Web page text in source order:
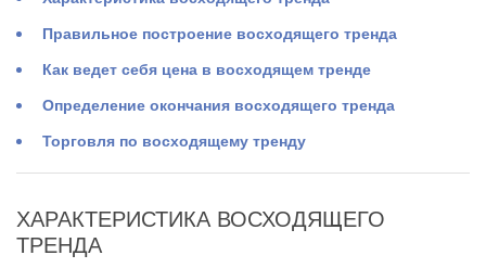
Правильное построение восходящего тренда
Как ведет себя цена в восходящем тренде
Определение окончания восходящего тренда
Торговля по восходящему тренду
ХАРАКТЕРИСТИКА ВОСХОДЯЩЕГО
ТРЕНДА